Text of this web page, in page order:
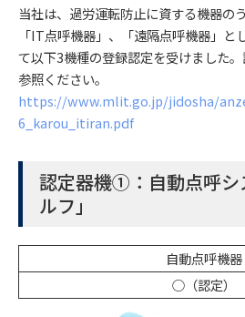
当社は、過労運転防止に資する機器の
「IT点呼機器」、「遠隔点呼機器」と
て以下3機種の登録認定を受けました
参照ください。
https://www.mlit.go.jp/jidosha/
6_karou_itiran.pdf
認定器機①：自動点呼シ
ルフ」
自動点呼機器
○（認定）